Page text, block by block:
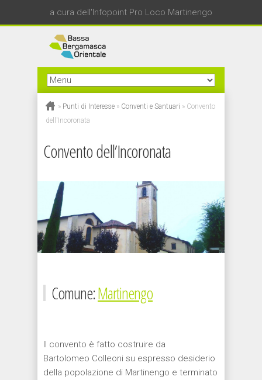
a cura dell'Infopoint Pro Loco Martinengo
» Punti di Interesse » Conventi e Santuari » Convento
dell'Incoronata
Convento dell’Incoronata
Comune:Martinengo
Il convento è fatto costruire da
Bartolomeo Colleoni su espresso desiderio
della popolazione di Martinengo e terminato